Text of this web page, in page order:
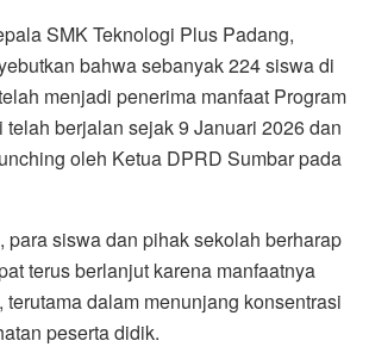
SMK Teknologi Plus Padang,
bahwa sebanyak 224 siswa di
menjadi penerima manfaat Program
telah berjalan sejak 9 Januari 2026 dan
oleh Ketua DPRD Sumbar pada
para siswa dan pihak sekolah berharap
terus berlanjut karena manfaatnya
terutama dalam menunjang konsentrasi
peserta didik.